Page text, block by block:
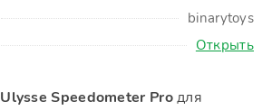
binarytoys
Открыть
Ulysse Speedometer Proдля